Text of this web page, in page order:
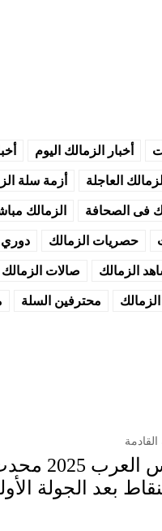
أخبار الزمالك اليوم
العاجلة أزمة سلة
فى الصحافة الزمالك
حصريات الزمالك دوري
الزمالك صالات الزمالك
محترفين السلة
القادمة
جدول ترتيب